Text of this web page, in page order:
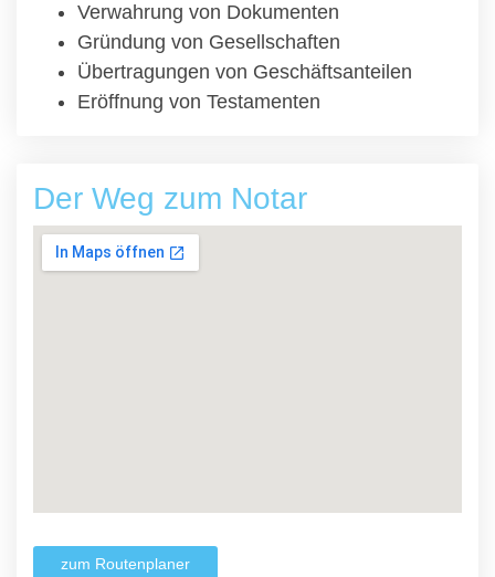
Verwahrung von Dokumenten
Gründung von Gesellschaften
Übertragungen von Geschäftsanteilen
Eröffnung von Testamenten
Der Weg zum Notar
zum Routenplaner